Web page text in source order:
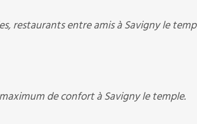
restaurants entre amis à Savigny le
de confort à Savigny le temple.